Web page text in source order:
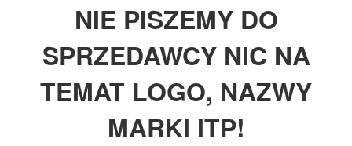
NIE PISZEMY DO
SPRZEDAWCY NIC NA
TEMAT LOGO, NAZWY
MARKI ITP!